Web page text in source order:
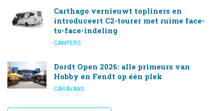
Carthago vernieuwt topliners en
introduceert C2-tourer met ruime face-
to-face-indeling
CAMPERS
Dordt Open 2026: alle primeurs van
Hobby en Fendt op één plek
CARAVANS